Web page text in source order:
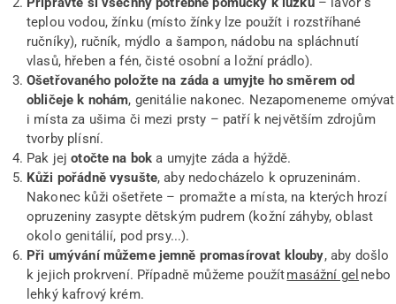
teplou vodou, žínku (místo žínky lze použít i rozstříhané
ručníky), ručník, mýdlo a šampon, nádobu na spláchnutí
vlasů, hřeben a fén, čisté osobní a ložní prádlo).
Ošetřovaného položte na záda a umyjte ho směrem od
obličeje k nohám, genitálie nakonec. Nezapomeneme omývat
i místa za ušima či mezi prsty – patří k největším zdrojům
tvorby plísní.
Pak jejotočte na bok a umyjte záda a hýždě.
Kůži pořádně vysušte, aby nedocházelo k opruzeninám.
Nakonec kůži ošetřete – promažte a místa, na kterých hrozí
opruzeniny zasypte dětským pudrem (kožní záhyby, oblast
okolo genitálií, pod prsy...).
Při umývání můžeme jemně promasírovat klouby, aby došlo
k jejich prokrvení. Případně můžeme použítmasážní gel nebo
lehký kafrový krém.